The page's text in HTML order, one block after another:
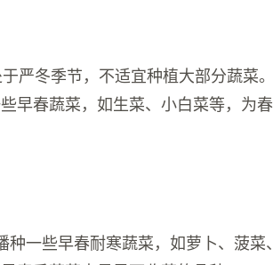
严冬季节，不适宜种植大部分蔬菜。
早春蔬菜，如生菜、小白菜等，为春
一些早春耐寒蔬菜，如萝卜、菠菜、